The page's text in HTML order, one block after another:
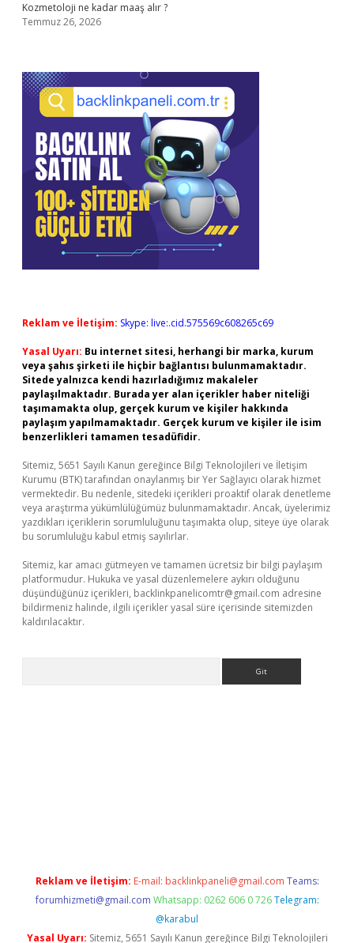
Kozmetoloji ne kadar maaş alır ?
Temmuz 26, 2026
Reklam ve İletişim: Skype: live:.cid.575569c608265c69
Yasal Uyarı: Bu internet sitesi, herhangi bir marka, kurum
veya şahıs şirketi ile hiçbir bağlantısı bulunmamaktadır.
Sitede yalnızca kendi hazırladığımız makaleler
paylaşılmaktadır. Burada yer alan içerikler haber niteliği
taşımamakta olup, gerçek kurum ve kişiler hakkında
paylaşım yapılmamaktadır. Gerçek kurum ve kişiler ile isim
benzerlikleri tamamen tesadüfidir.
Sitemiz, 5651 Sayılı Kanun gereğince Bilgi Teknolojileri ve İletişim
Kurumu (BTK) tarafından onaylanmış bir Yer Sağlayıcı olarak hizmet
vermektedir. Bu nedenle, sitedeki içerikleri proaktif olarak denetleme
veya araştırma yükümlülüğümüz bulunmamaktadır. Ancak, üyelerimiz
yazdıkları içeriklerin sorumluluğunu taşımakta olup, siteye üye olarak
bu sorumluluğu kabul etmiş sayılırlar.
Sitemiz, kar amacı gütmeyen ve tamamen ücretsiz bir bilgi paylaşım
platformudur. Hukuka ve yasal düzenlemelere aykırı olduğunu
düşündüğünüz içerikleri, backlinkpanelicomtr@gmail.com adresine
bildirmeniz halinde, ilgili içerikler yasal süre içerisinde sitemizden
kaldırılacaktır.
Reklam ve İletişim: E-mail: backlinkpaneli@gmail.com Teams:
forumhizmeti@gmail.com Whatsapp: 0262 606 0 726 Telegram:
@karabul
Yasal Uyarı: Sitemiz, 5651 Sayılı Kanun gereğince Bilgi Teknolojileri